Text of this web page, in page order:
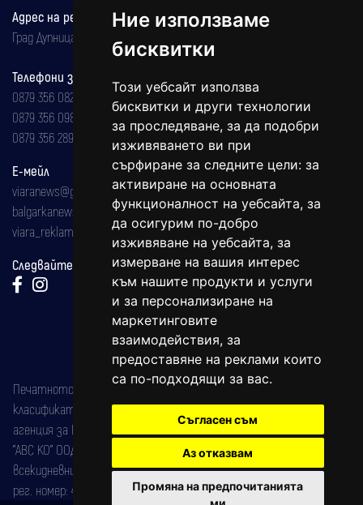
Ние използваме
бисквитки
Този уебсайт използва
бисквитки и други технологии
за проследяване, за да подобри
изживяването ви при
сърфиране за следните цели: за
активиране на основната
функционалност на уебсайта, за
да осигурим по-добро
изживяване на уебсайта, за
измерване на вашия интерес
към нашите продукти и услуги
и за персонализиране на
маркетинговите
взаимодействия, за
предоставяне на реклами които
са по-подходящи за вас.
Съгласен съм
Аз отказвам
Промяна на предпочитанията
Адрес на редакцията
Град Дупница, ул.''Христо Ботев" 43
Телефони за реклама и абонаменти
0879 356 082
0879 356 098
0879 356 289
Е-мейл
viaranews@gmail.com
balgarkanews@gmail.com
viara_reklama@mail.bg
Следвайте ни:
Печатното издание на вестника е регистрирано в националния
класификатор на печатните издания (Българска национална
агенция за ISSN) под номер: ISSN 1312-4722.
"АВС КО" ООД е притежател на марката: Вяра информационен
всекидневник на югозападна България, със свидетелство за марка
рег. номер: 47857/11.05.2004 година.